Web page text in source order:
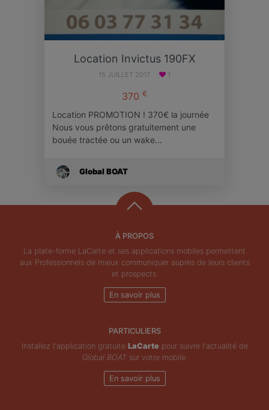
Location Invictus 190FX
15 JUILLET 2017 1
370 €
Location PROMOTION ! 370€ la journée
Nous vous prêtons gratuitement une
bouée tractée ou un wake…
Global BOAT
À PROPOS
La plate-forme LaCarte et ses applications mobiles permettent
aux Professionnels de mieux communiquer auprès de leurs clients
et prospects.
En savoir plus
PARTICULIERS
Installez l'application gratuite LaCartepour suivre l'actualité de
Global BOATsur votre mobile.
En savoir plus